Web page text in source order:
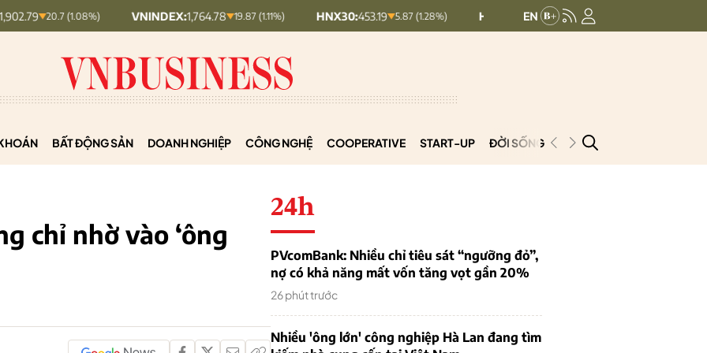
20.7 (1.08%) VNINDEX:1,764.78 19.87 (1.11%) HNX30: 453.19 5.87 (1.28%) HNXINDEX: 8.56 (2.84%)
BẤT ĐỘNG SẢN DOANH NGHIỆP CÔNG NGHỆ COOPERATIVE START-UP ĐỜI SỐNG PODCAST
chỉ nhờ vào ‘ông
24h
PVcomBank: Nhiều chỉ tiêu sát “ngưỡng đỏ”,
nợ có khả năng mất vốn tăng vọt gần 20%
26 phút trước
Nhiều 'ông lớn' công nghiệp Hà Lan đang tìm